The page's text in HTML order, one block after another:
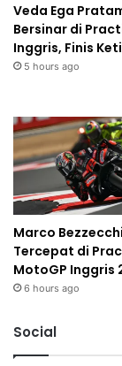
Veda Ega
Bersinar di
Inggris, Finis
5 hours ago
Marco Bezzecchi
Tercepat di
MotoGP Inggris
6 hours ago
Social